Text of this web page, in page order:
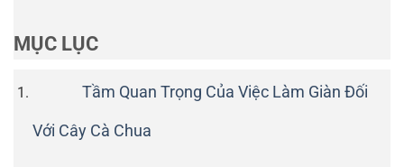
MỤC LỤC
Tầm Quan Trọng Của Việc Làm Giàn Đối
Với Cây Cà Chua